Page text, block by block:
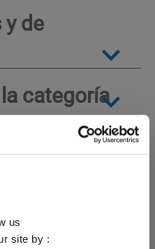
us
site by :
de
categoría